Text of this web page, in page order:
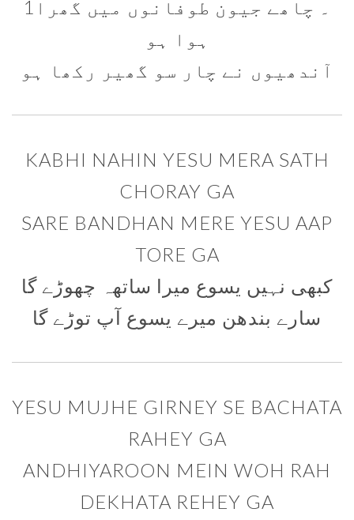
1۔ چاھے جیون طوفانوں میں گھرا
ہوا ہو
آندھیوں نے چار سو گھیر رکھا ہو
KABHI NAHIN YESU MERA SATH
CHORAY GA
SARE BANDHAN MERE YESU AAP
TORE GA
کبھی نہیں یسوع میرا ساتھہ چھوڑے گا
سارے بندھن میرے یسوع آپ توڑے گا
YESU MUJHE GIRNEY SE BACHATA
RAHEY GA
ANDHIYAROON MEIN WOH RAH
DEKHATA REHEY GA